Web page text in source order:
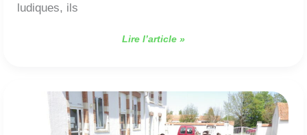
ludiques, ils
Lire l’article »
Du
Tchoukball
pour